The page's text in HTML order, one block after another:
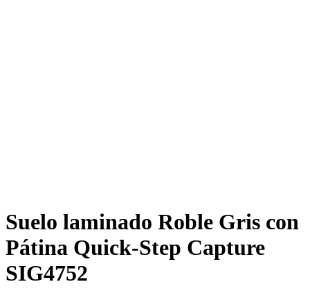
Suelo laminado Roble Gris con
Pátina Quick-Step Capture
SIG4752